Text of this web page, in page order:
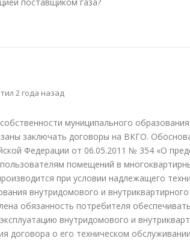
2 года назад
муниципального
заключать договоры на ВКГО.
Федерации от 06.05.2011 № 354 «О
помещений в
при условии надлежащего
внутридомового и внутриквартирного
обязанность потребителя
внутридомового и
договора о его техническом